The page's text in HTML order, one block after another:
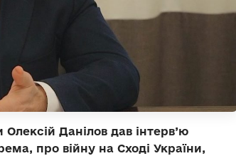
Данілов дав інтерв’ю
про війну на Сході України,